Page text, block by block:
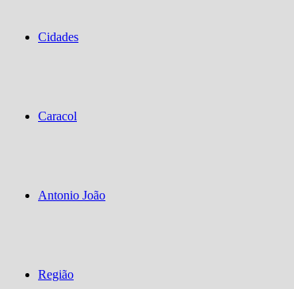
Cidades
Caracol
Antonio João
Região